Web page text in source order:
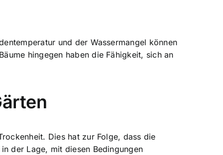
und der Wassermangel können
hingegen haben die Fähigkeit, sich an
Dies hat zur Folge, dass die
der Lage, mit diesen Bedingungen